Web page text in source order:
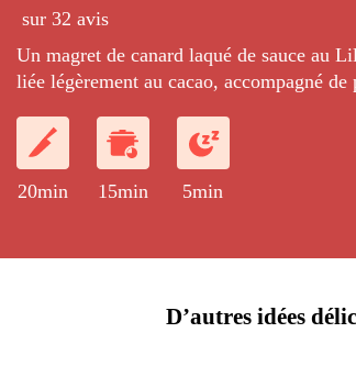
sur 32 avis
Un magret de canard laqué de sauce au
liée légèrement au cacao, accompagné de
secs.
20min 15min 5min
D’autres idées